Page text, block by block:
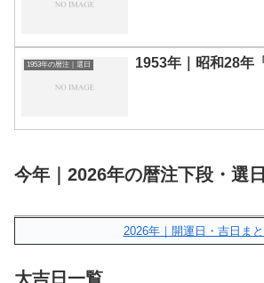
1953年の暦注｜選日 1953年｜昭和28年
今年｜2026年の暦注下段・選日
2026年｜開運日・吉日ま
大吉日一覧